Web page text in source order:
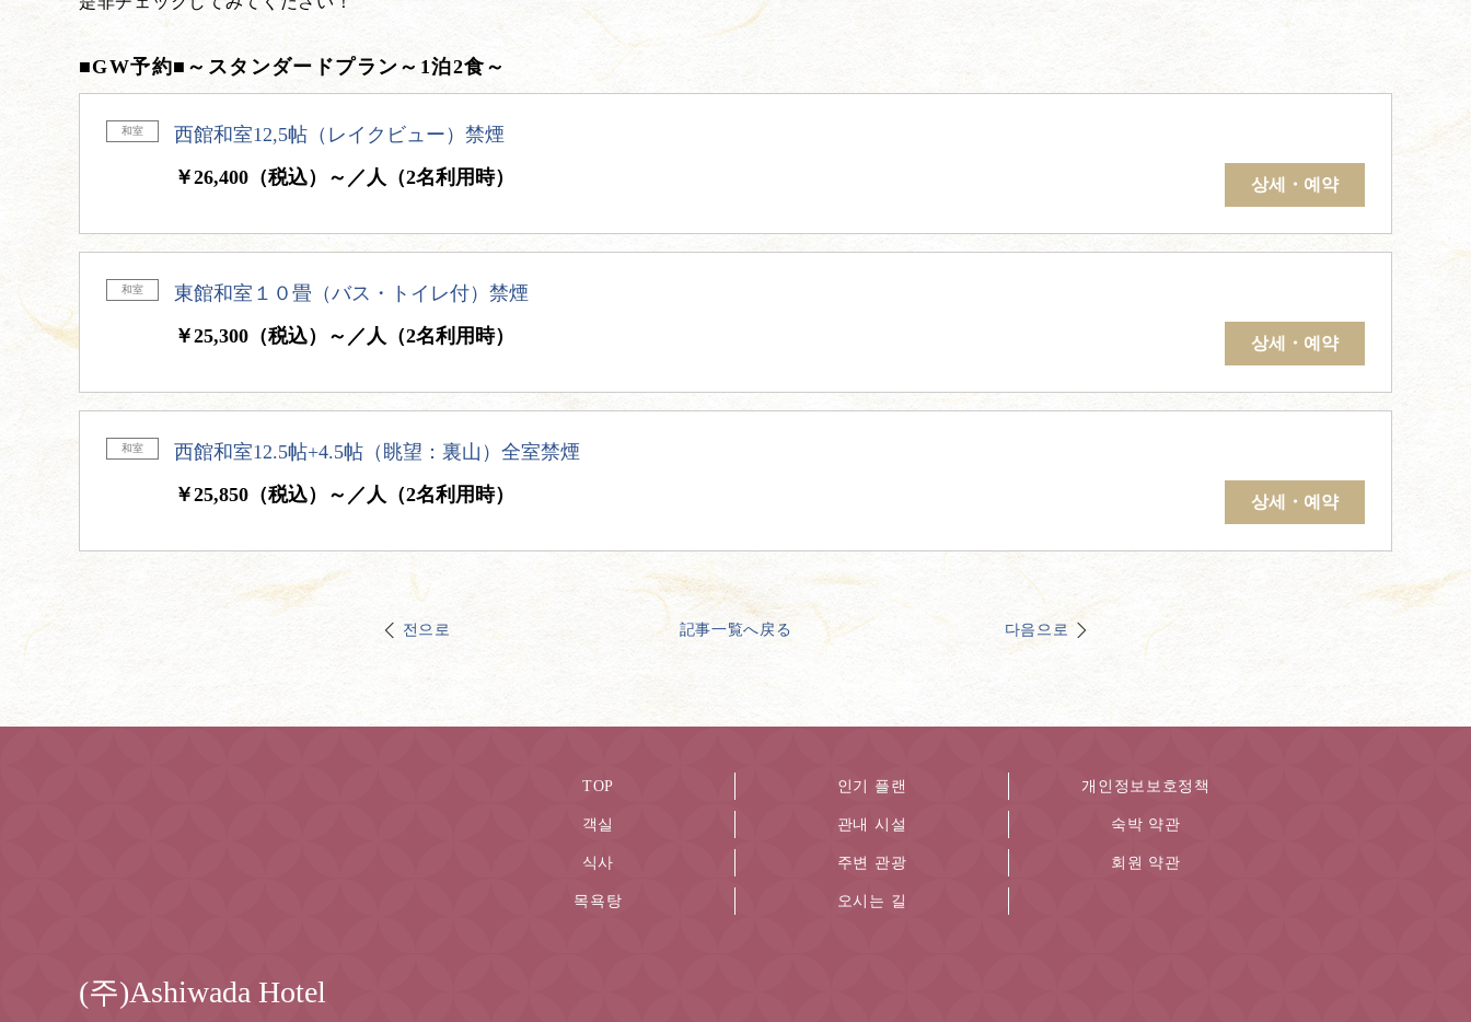
■GW予約■～スタンダードプラン～1泊2食～
和室
西館和室12,5帖（レイクビュー）禁煙
￥26,400（税込）～／人（2名利用時）
상세・예약
和室
東館和室１０畳（バス・トイレ付）禁煙
￥25,300（税込）～／人（2名利用時）
상세・예약
和室
西館和室12.5帖+4.5帖（眺望：裏山）全室禁煙
￥25,850（税込）～／人（2名利用時）
상세・예약
전으로 記事一覧へ戻る 다음으로
TOP
객실
식사
목욕탕
인기 플랜
관내 시설
주변 관광
오시는 길
개인정보보호정책
숙박 약관
회원 약관
(주)Ashiwada Hotel